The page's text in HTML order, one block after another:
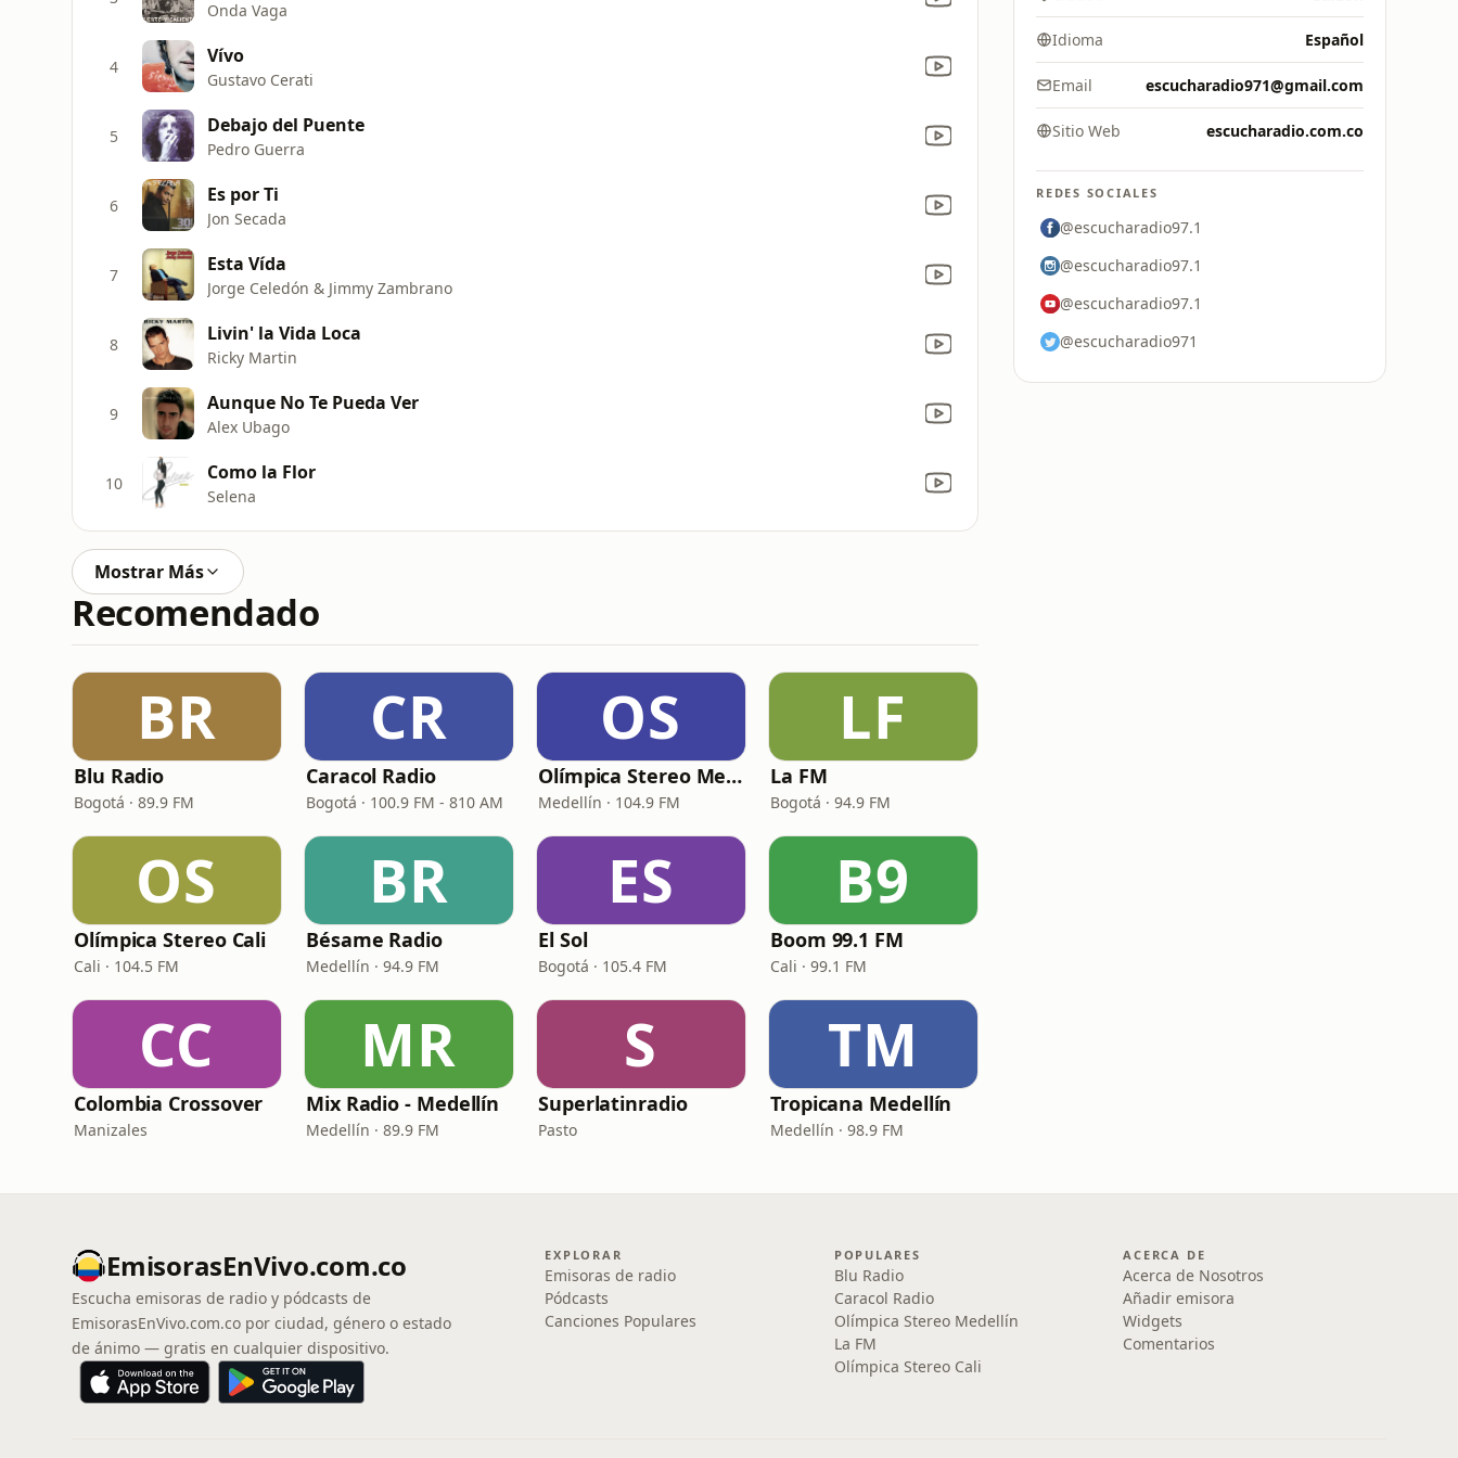
Onda Vaga
4 Vívo
Gustavo Cerati
5 Debajo del Puente
Pedro Guerra
6 Es por Ti
Jon Secada
7 Esta Vída
Jorge Celedón & Jimmy Zambrano
8 Livin' la Vida Loca
Ricky Martin
9 Aunque No Te Pueda Ver
Alex Ubago
10 Como la Flor
Selena
Mostrar Más
Recomendado
BR
Blu Radio
Bogotá · 89.9 FM
CR
Caracol Radio
Bogotá · 100.9 FM - 810 AM
OS
Olímpica Stereo Medellín
Medellín · 104.9 FM
LF
La FM
Bogotá · 94.9 FM
OS
Olímpica Stereo Cali
Cali · 104.5 FM
BR
Bésame Radio
Medellín · 94.9 FM
ES
El Sol
Bogotá · 105.4 FM
B9
Boom 99.1 FM
Cali · 99.1 FM
CC
Colombia Crossover
Manizales
MR
Mix Radio - Medellín
Medellín · 89.9 FM
S
Superlatinradio
Pasto
TM
Tropicana Medellín
Medellín · 98.9 FM
Idioma Español
Email escucharadio971@gmail.com
Sitio Web escucharadio.com.co
REDES SOCIALES
@escucharadio97.1
@escucharadio97.1
@escucharadio97.1
@escucharadio971
EmisorasEnVivo.com.co
Escucha emisoras de radio y pódcasts de
EmisorasEnVivo.com.co por ciudad, género o estado
de ánimo — gratis en cualquier dispositivo.
EXPLORAR
Emisoras de radio
Pódcasts
Canciones Populares
POPULARES
Blu Radio
Caracol Radio
Olímpica Stereo Medellín
La FM
Olímpica Stereo Cali
ACERCA DE
Acerca de Nosotros
Añadir emisora
Widgets
Comentarios